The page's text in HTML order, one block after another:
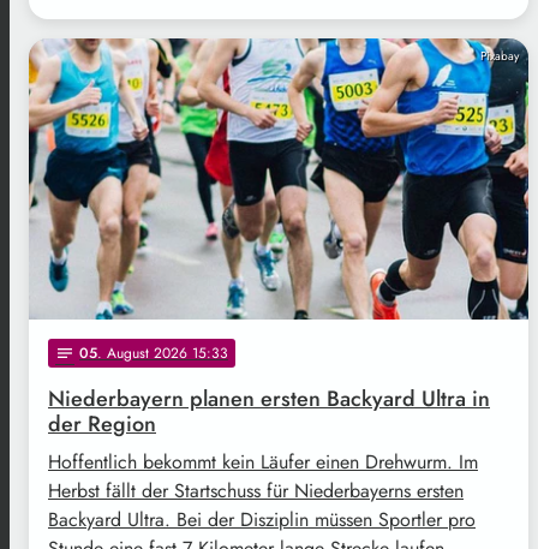
Pixabay
notes 05. August 2026 15:33
Niederbayern planen ersten Backyard Ultra in
der Region
Hoffentlich bekommt kein Läufer einen Drehwurm. Im
Herbst fällt der Startschuss für Niederbayerns ersten
Backyard Ultra. Bei der Disziplin müssen Sportler pro